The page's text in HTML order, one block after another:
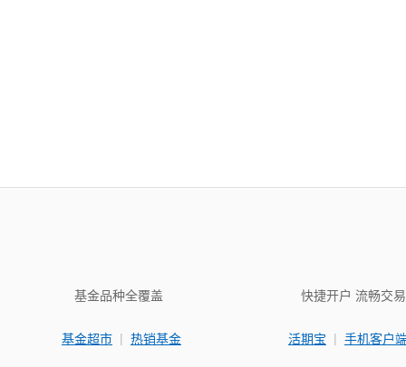
基金品种全覆盖
基金超市 | 热销基金
快捷开户 流畅交易
活期宝 | 手机客户